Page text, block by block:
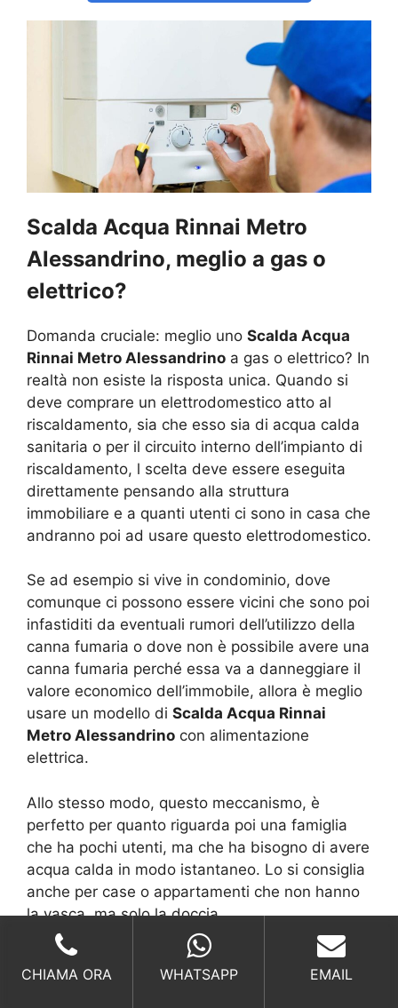
Scalda Acqua Rinnai Metro
Alessandrino, meglio a gas o
elettrico?
Domanda cruciale: meglio uno Scalda Acqua
Rinnai Metro Alessandrino a gas o elettrico? In
realtà non esiste la risposta unica. Quando si
deve comprare un elettrodomestico atto al
riscaldamento, sia che esso sia di acqua calda
sanitaria o per il circuito interno dell’impianto di
riscaldamento, l scelta deve essere eseguita
direttamente pensando alla struttura
immobiliare e a quanti utenti ci sono in casa che
andranno poi ad usare questo elettrodomestico.
Se ad esempio si vive in condominio, dove
comunque ci possono essere vicini che sono poi
infastiditi da eventuali rumori dell’utilizzo della
canna fumaria o dove non è possibile avere una
canna fumaria perché essa va a danneggiare il
valore economico dell’immobile, allora è meglio
usare un modello di Scalda Acqua Rinnai
Metro Alessandrino con alimentazione
elettrica.
Allo stesso modo, questo meccanismo, è
perfetto per quanto riguarda poi una famiglia
che ha pochi utenti, ma che ha bisogno di avere
acqua calda in modo istantaneo. Lo si consiglia
anche per case o appartamenti che non hanno
la vasca, ma solo la doccia.
I modelli che sono a gas sono ideali per
risparmiare, ma ci deve essere già presente una
CHIAMA ORA WHATSAPP EMAIL